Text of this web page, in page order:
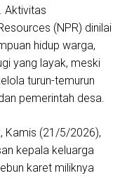
Aktivitas
(NPR) dinilai
hidup warga,
yang layak, meski
turun-temurun
pemerintah desa.
Kamis (21/5/2026),
kepala keluarga
karet miliknya